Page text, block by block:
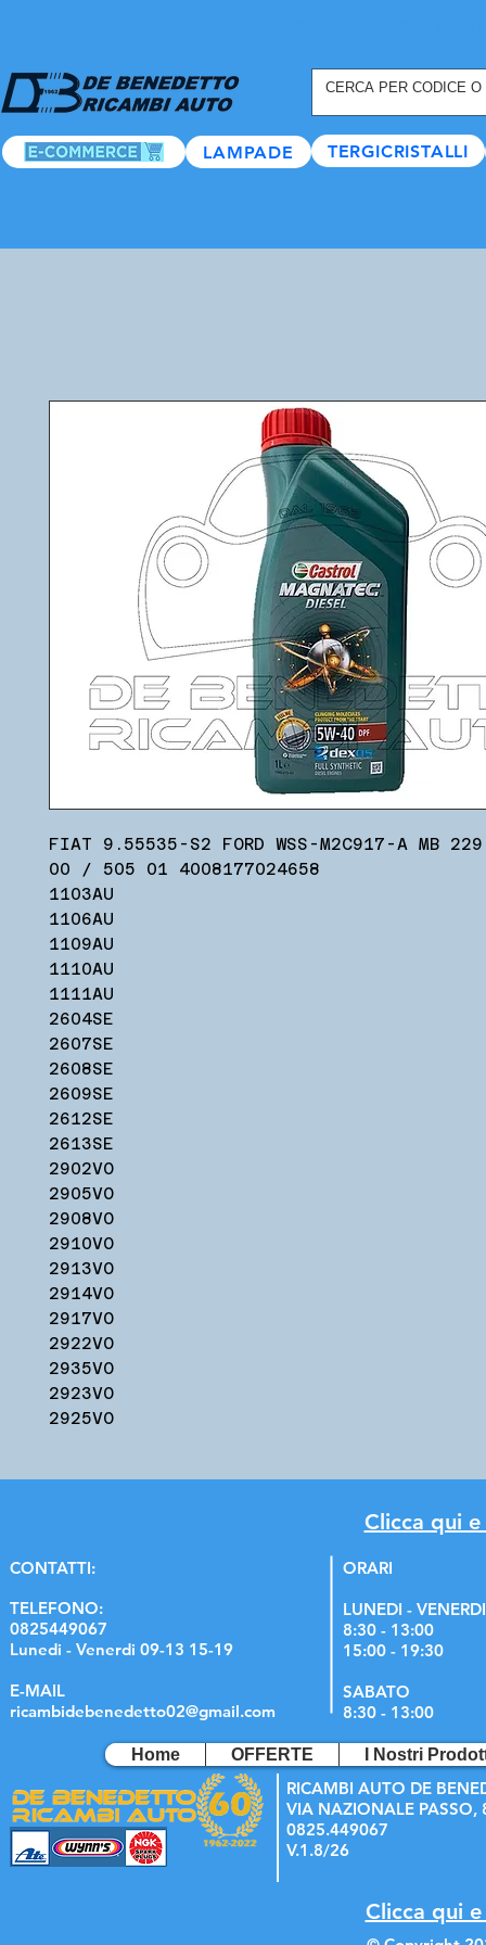
LAMPADE TERGICRISTALLI
FIAT 9.55535-S2 FORD WSS-M2C917-A MB
00 / 505 01 4008177024658
1103AU
1106AU
1109AU
1110AU
1111AU
2604SE
2607SE
2608SE
2609SE
2612SE
2613SE
2902VO
2905VO
2908VO
2910VO
2913VO
2914VO
2917VO
2922VO
2935VO
2923VO
2925VO
Clicca qui
CONTATTI:
TELEFONO:
0825449067
Lunedi - Venerdi 09-13 15-19
E-MAIL
ricambidebenedetto02@gmail.com
ORARI
LUNEDI - VENERDI
8:30 - 13:00
15:00 - 19:30
SABATO
8:30 - 13:00
Home OFFERTE I Nostri
RICAMBI AUTO DE
VIA NAZIONALE PASSO,
0825.449067
V.1.8/26
Clicca qui